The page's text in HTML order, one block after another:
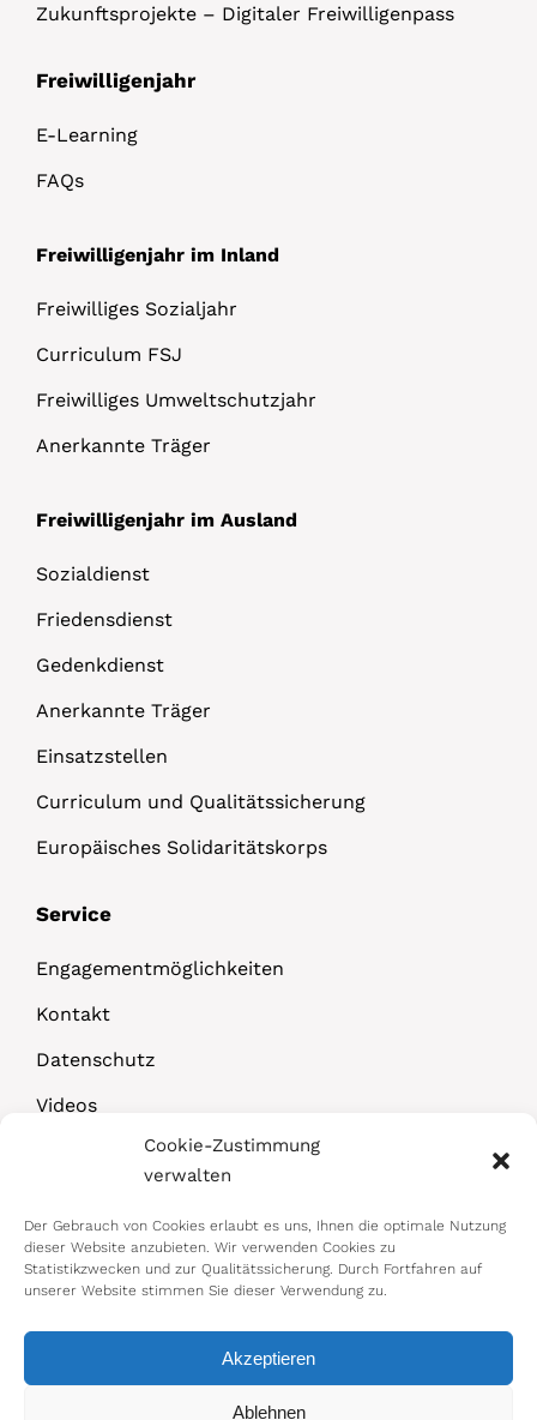
Cookie-Zustimmung
verwalten
Der Gebrauch von Cookies erlaubt es uns, Ihnen die optimale Nutzung
dieser Website anzubieten. Wir verwenden Cookies zu
Statistikzwecken und zur Qualitätssicherung. Durch Fortfahren auf
unserer Website stimmen Sie dieser Verwendung zu.
Akzeptieren
Ablehnen
Zukunftsprojekte – Digitaler Freiwilligenpass
Freiwilligenjahr
E-Learning
FAQs
Freiwilligenjahr im Inland
Freiwilliges Sozialjahr
Curriculum FSJ
Freiwilliges Umweltschutzjahr
Anerkannte Träger
Freiwilligenjahr im Ausland
Sozialdienst
Friedensdienst
Gedenkdienst
Anerkannte Träger
Einsatzstellen
Curriculum und Qualitätssicherung
Europäisches Solidaritätskorps
Service
Engagementmöglichkeiten
Kontakt
Datenschutz
Videos
© 2026 Bundesministerium für Arbeit,